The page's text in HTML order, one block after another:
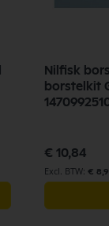
Nilfisk
borstelkit
€ 10,84
€